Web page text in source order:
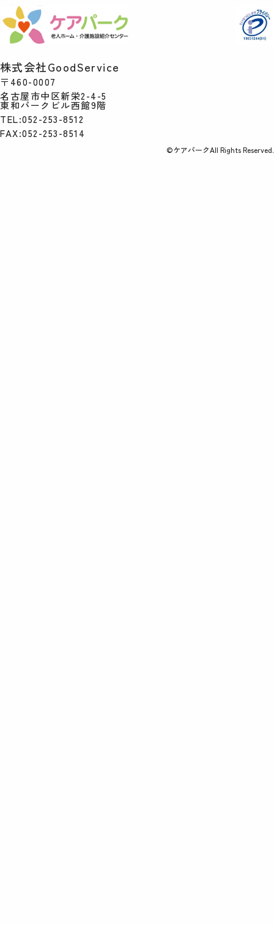
株式会社GoodService
〒460-0007
名古屋市中区新栄2-4-5
東和パークビル西館9階
TEL:052-253-8512
FAX:052-253-8514
©ケアパークAll Rights Reserved.